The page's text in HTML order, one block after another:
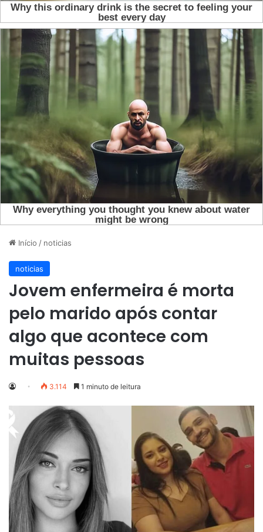
Início / noticias
noticias
Jovem enfermeira é morta
pelo marido após contar
algo que acontece com
muitas pessoas
3.114 1 minuto de leitura